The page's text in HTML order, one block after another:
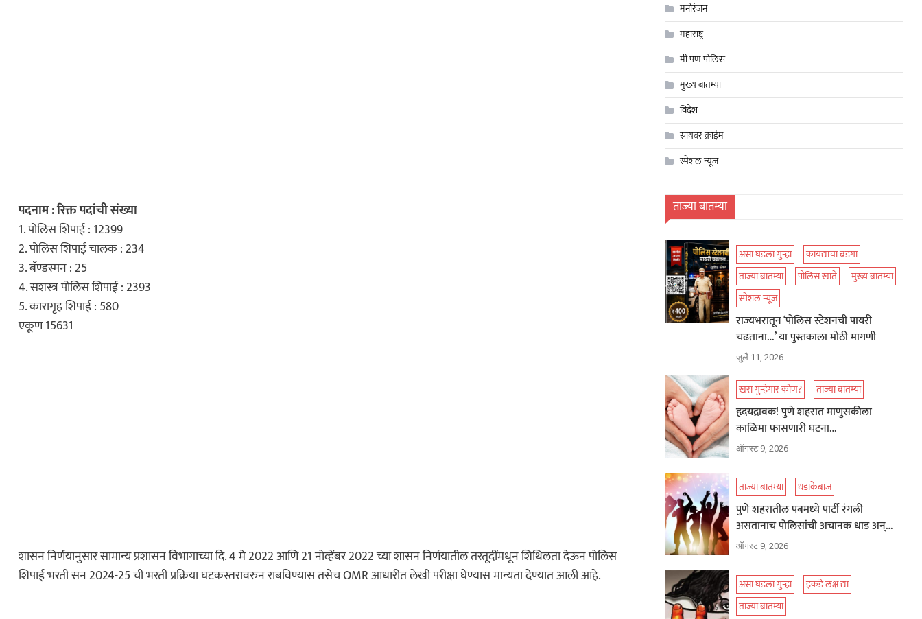
धडाकेबाज
पार्टी रंगली
अचानक धाड
ताज्या बातम्या
पदनाम : रिक्त पदांची संख्या
1. पोलिस शिपाई : 12399
2. पोलिस शिपाई चालक : 234
3. बॅण्डस्मन : 25
4. सशस्त्र पोलिस शिपाई : 2393
5. कारागृह शिपाई : 580
एकूण 15631
शासन निर्णयानुसार सामान्य प्रशासन विभागाच्या दि. 4 मे 2022 आणि 21 नोव्हेंबर 2022 च्या शासन निर्णयातील तरतूदींमधून शिथिलता देऊन पोलिस
शिपाई भरती सन 2024-25 ची भरती प्रक्रिया घटकस्तरावरुन राबविण्यास तसेच OMR आधारीत लेखी परीक्षा घेण्यास मान्यता देण्यात आली आहे.
मनोरंजन
महाराष्ट्र
मी पण पोलिस
मुख्य बातम्या
विदेश
सायबर क्राईम
स्पेशल न्यूज
ताज्या बातम्या
असा घडला गुन्हा
कायद्याचा बडगा
ताज्या बातम्या
पोलिस खाते
मुख्य बातम्या
स्पेशल न्यूज
राज्यभरातून ‘पोलिस स्टेशनची पायरी
चढताना…’ या पुस्तकाला मोठी मागणी
जुलै 11, 2026
खरा गुन्हेगार कोण? ताज्या बातम्या
हृदयद्रावक! पुणे शहरात माणुसकीला
काळिमा फासणारी घटना…
ऑगस्ट 9, 2026
ताज्या बातम्या धडाकेबाज
पुणे शहरातील पबमध्ये पार्टी रंगली
असतानाच पोलिसांची अचानक धाड अन्…
ऑगस्ट 9, 2026
असा घडला गुन्हा
इकडे लक्ष द्या
ताज्या बातम्या